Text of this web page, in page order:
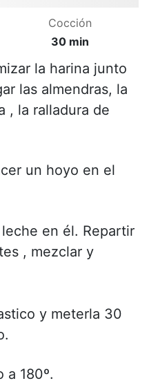
Cocción
30 min
la harina junto
las almendras, la
, la ralladura de
un hoyo en el
en él. Repartir
, mezclar y
y meterla 30
a 180º.